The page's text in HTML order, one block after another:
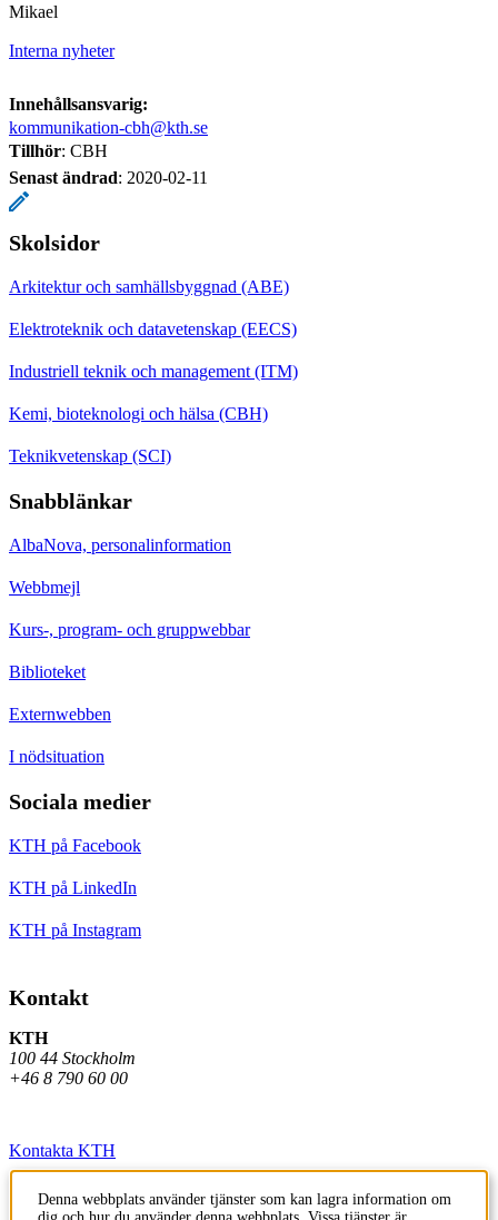
Mikael
Interna nyheter
Innehållsansvarig:
kommunikation-cbh@kth.se
Tillhör: CBH
Senast ändrad: 2020-02-11
Skolsidor
Arkitektur och samhällsbyggnad (ABE)
Elektroteknik och datavetenskap (EECS)
Industriell teknik och management (ITM)
Kemi, bioteknologi och hälsa (CBH)
Teknikvetenskap (SCI)
Snabblänkar
AlbaNova, personalinformation
Webbmejl
Kurs-, program- och gruppwebbar
Biblioteket
Externwebben
I nödsituation
Sociala medier
KTH på Facebook
KTH på LinkedIn
KTH på Instagram
Kontakt
KTH
100 44 Stockholm
+46 8 790 60 00
Kontakta KTH
Jobba på KTH
Denna webbplats använder tjänster som kan lagra information om